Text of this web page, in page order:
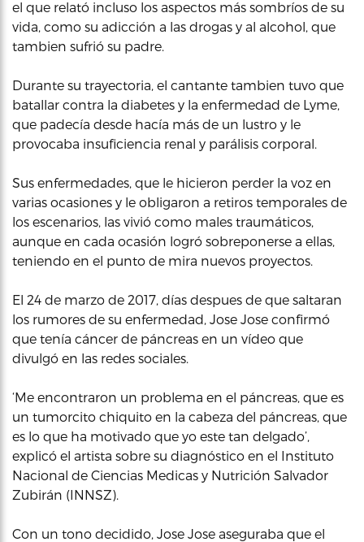
el que relató incluso los aspectos más sombríos de su
vida, como su adicción a las drogas y al alcohol, que
tambien sufrió su padre.
Durante su trayectoria, el cantante tambien tuvo que
batallar contra la diabetes y la enfermedad de Lyme,
que padecía desde hacía más de un lustro y le
provocaba insuficiencia renal y parálisis corporal.
Sus enfermedades, que le hicieron perder la voz en
varias ocasiones y le obligaron a retiros temporales de
los escenarios, las vivió como males traumáticos,
aunque en cada ocasión logró sobreponerse a ellas,
teniendo en el punto de mira nuevos proyectos.
El 24 de marzo de 2017, días despues de que saltaran
los rumores de su enfermedad, Jose Jose confirmó
que tenía cáncer de páncreas en un vídeo que
divulgó en las redes sociales.
‘Me encontraron un problema en el páncreas, que es
un tumorcito chiquito en la cabeza del páncreas, que
es lo que ha motivado que yo este tan delgado’,
explicó el artista sobre su diagnóstico en el Instituto
Nacional de Ciencias Medicas y Nutrición Salvador
Zubirán (INNSZ).
Con un tono decidido, Jose Jose aseguraba que el